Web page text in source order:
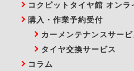
コクピットタイヤ館 オンラ
購入・作業予約受付
カーメンテナンスサービ
タイヤ交換サービス
コラム